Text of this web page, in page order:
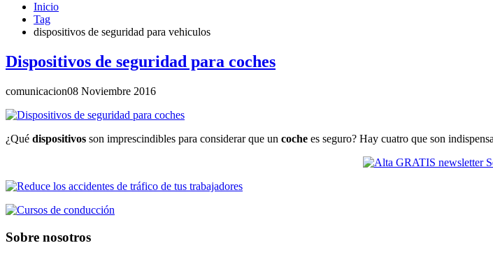
Inicio
Tag
dispositivos de seguridad para vehiculos
Dispositivos de seguridad para coches
comunicacion08 Noviembre 2016
¿Qué dispositivos son imprescindibles para considerar que un coche es seguro? Hay cuatro que son
Sobre nosotros